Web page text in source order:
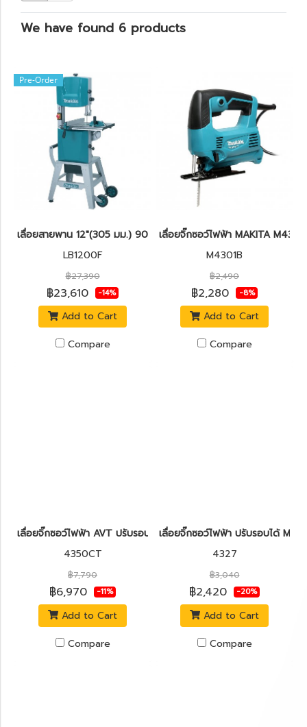
We have found 6 products
Pre-Order
เลื่อยสายพาน 12″(305 มม.) 900W. MAKITA รุ่น LB1200F
LB1200F
฿27,390
฿23,610 -14%
Add to Cart
Compare
เลื่อยจิ๊กซอว์ไฟฟ้า MAKITA
M4301B
฿2,490
฿2,280 -8%
Add to Cart
Compare
เลื่อยจิ๊กซอว์ไฟฟ้า AVT ปรับรอบได้ B-TYPE MAKITA 4350CT
4350CT
฿7,790
฿6,970 -11%
Add to Cart
Compare
เลื่อยจิ๊กซอว์ไฟฟ้า ปรับรอบได้
4327
฿3,040
฿2,420 -20%
Add to Cart
Compare